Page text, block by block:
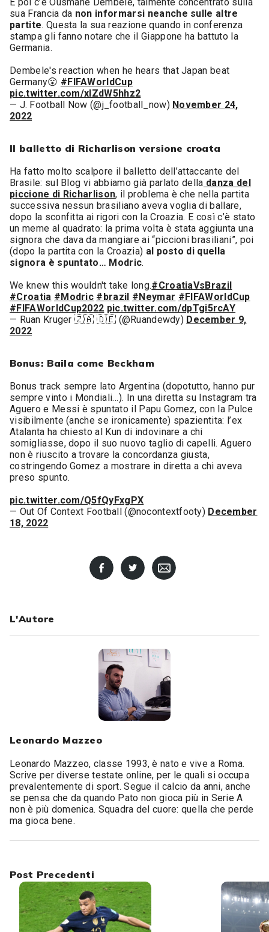
sua Francia da non informarsi neanche sulle altre
partite. Questa la sua reazione quando in conferenza
stampa gli fanno notare che il Giappone ha battuto la
Germania.
Dembele's reaction when he hears that Japan beat
Germany😮 #FIFAWorldCup
pic.twitter.com/xlZdW5hhz2
— J. Football Now (@j_football_now) November 24,
2022
Il balletto di Richarlison versione croata
Ha fatto molto scalpore il balletto dell’attaccante del
Brasile: sul Blog vi abbiamo già parlato della danza del
piccione di Richarlison, il problema è che nella partita
successiva nessun brasiliano aveva voglia di ballare,
dopo la sconfitta ai rigori con la Croazia. E così c’è stato
un meme al quadrato: la prima volta è stata aggiunta una
signora che dava da mangiare ai “piccioni brasiliani”, poi
(dopo la partita con la Croazia) al posto di quella
signora è spuntato… Modric.
We knew this wouldn't take long.#CroatiaVsBrazil
#Croatia #Modric #brazil #Neymar #FIFAWorldCup
#FIFAWorldCup2022 pic.twitter.com/dpTgi5rcAY
— Ruan Kruger 🇿🇦 🇩🇪 (@Ruandewdy) December 9,
2022
Bonus: Baila come Beckham
Bonus track sempre lato Argentina (dopotutto, hanno pur
sempre vinto i Mondiali…). In una diretta su Instagram tra
Aguero e Messi è spuntato il Papu Gomez, con la Pulce
visibilmente (anche se ironicamente) spazientita: l’ex
Atalanta ha chiesto al Kun di indovinare a chi
somigliasse, dopo il suo nuovo taglio di capelli. Aguero
non è riuscito a trovare la concordanza giusta,
costringendo Gomez a mostrare in diretta a chi aveva
preso spunto.
pic.twitter.com/Q5fQyFxgPX
— Out Of Context Football (@nocontextfooty) December
18, 2022
L'Autore
Leonardo Mazzeo
Leonardo Mazzeo, classe 1993, è nato e vive a Roma.
Scrive per diverse testate online, per le quali si occupa
prevalentemente di sport. Segue il calcio da anni, anche
se pensa che da quando Pato non gioca più in Serie A
non è più domenica. Squadra del cuore: quella che perde
ma gioca bene.
Post Precedenti